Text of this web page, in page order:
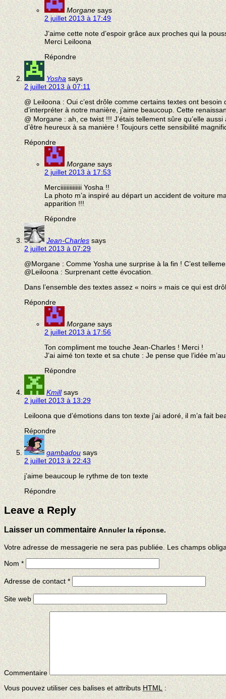
Morgane says
2 juillet 2013 à 17:49
J’aime cette note d’espoir grâce aux proches qui la
Merci Leiloona
Répondre
Yosha says
2 juillet 2013 à 07:11
@ Leiloona : Oui c’est drôle comme certains textes ont
d’interpréter à notre manière, j’aime beaucoup. Cette
@ Morgane : ah, ce twist !!! J’étais tellement sûre qu’elle
d’être heureux à sa manière ! Toujours cette sensibilité
Répondre
Morgane says
2 juillet 2013 à 17:53
Merciiiiiiiiiiiiii Yosha !!
La photo m’a inspiré au départ un accident de voiture
apparition !!!
Répondre
Jean-Charles says
2 juillet 2013 à 07:29
@Morgane : Comme Yosha une surprise à la fin ! C’est
@Leiloona : Surprenant cette évocation.
Dans l’ensemble des textes assez « noirs » mais ce qui est
Répondre
Morgane says
2 juillet 2013 à 17:56
Ton compliment me touche Jean-Charles ! Merci !
J’ai aimé ton texte et sa chute : Je pense que l’idée
Répondre
Kmill says
2 juillet 2013 à 13:29
Leiloona que d’émotions dans ton texte j’ai adoré, il m’a fait
Répondre
gambadou says
2 juillet 2013 à 22:43
j’aime beaucoup le rythme de ton texte
Répondre
Leave a Reply
Laisser un commentaireAnnuler la réponse.
Votre adresse de messagerie ne sera pas publiée. Les champs
Nom*
Adresse de contact*
Site web
Commentaire
Vous pouvez utiliser ces balises et attributsHTML: